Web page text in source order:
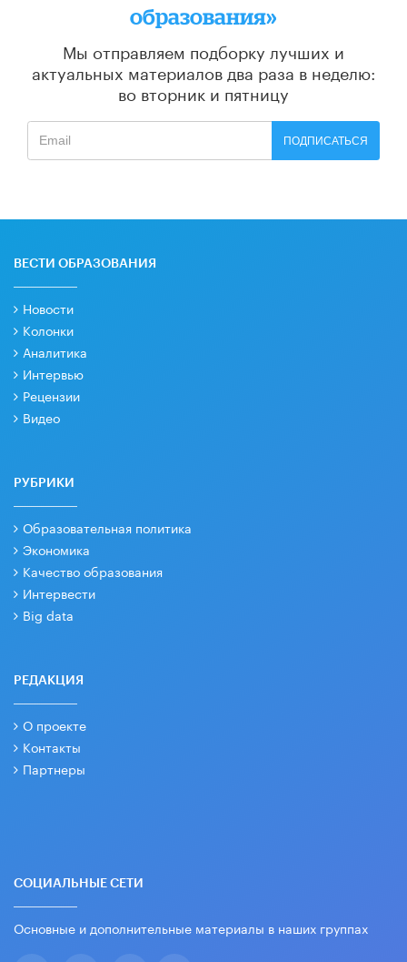
образования»
Мы отправляем подборку лучших и
актуальных материалов два раза в неделю:
во вторник и пятницу
ПОДПИСАТЬСЯ
ВЕСТИ ОБРАЗОВАНИЯ
Новости
Колонки
Аналитика
Интервью
Рецензии
Видео
РУБРИКИ
Образовательная политика
Экономика
Качество образования
Интервести
Big data
РЕДАКЦИЯ
О проекте
Контакты
Партнеры
СОЦИАЛЬНЫЕ СЕТИ
Основные и дополнительные материалы в наших группах